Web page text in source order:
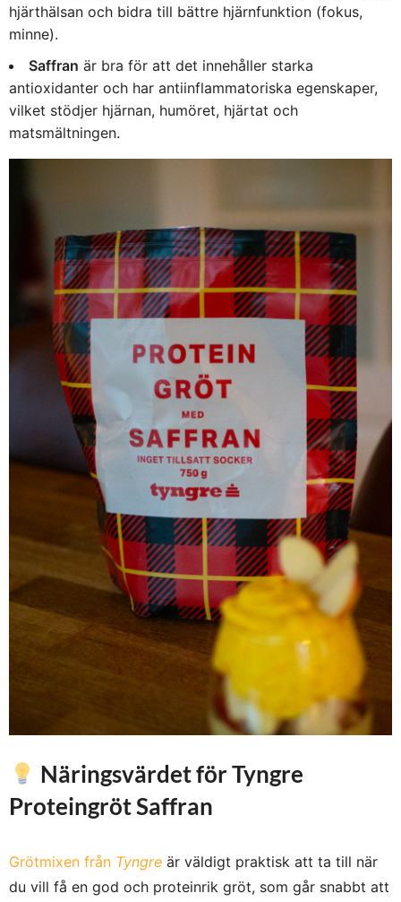
hjärthälsan och bidra till bättre hjärnfunktion (fokus,
minne).
Saffran är bra för att det innehåller starka
antioxidanter och har antiinflammatoriska egenskaper,
vilket stödjer hjärnan, humöret, hjärtat och
matsmältningen.
Näringsvärdet för Tyngre
Proteingröt Saffran
Grötmixen från Tyngre är väldigt praktisk att ta till när
du vill få en god och proteinrik gröt, som går snabbt att